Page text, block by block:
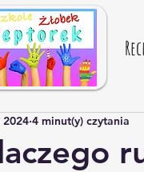
2024 4 minut(y) czytania